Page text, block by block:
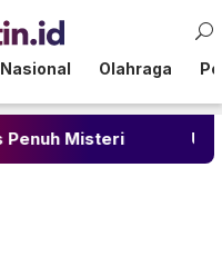
Nasional Olahraga
Update Harga